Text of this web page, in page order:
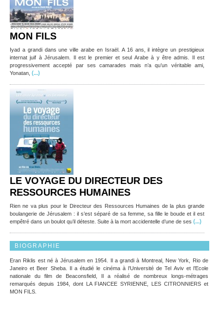
MON FILS
Iyad a grandi dans une ville arabe en Israël. A 16 ans, il intègre un prestigieux
internat juif à Jérusalem. Il est le premier et seul Arabe à y être admis. Il est
progressivement accepté par ses camarades mais n’a qu’un véritable ami,
Yonatan, (...)
LE VOYAGE DU DIRECTEUR DES
RESSOURCES HUMAINES
Rien ne va plus pour le Directeur des Ressources Humaines de la plus grande
boulangerie de Jérusalem : il s’est séparé de sa femme, sa fille le boude et il est
empêtré dans un boulot qu’il déteste. Suite à la mort accidentelle d’une de ses (...)
BIOGRAPHIE
Eran Riklis est né à Jérusalem en 1954. Il a grandi à Montreal, New York, Rio de
Janeiro et Beer Sheba. Il a étudié le cinéma à l’Université de Tel Aviv et l’Ecole
nationale du film de Beaconsfield, Il a réalisé de nombreux longs-métrages
remarqués depuis 1984, dont LA FIANCEE SYRIENNE, LES CITRONNIERS et
MON FILS.